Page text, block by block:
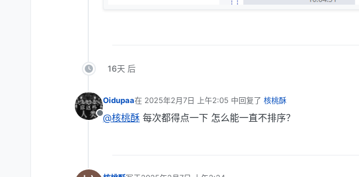
16天 后
离线
Oidupaa在 2025年2月7日 上午2:05 中回复了 核桃酥
最后由 编辑
@核桃酥 每次都得点一下 怎么能一直不排序？